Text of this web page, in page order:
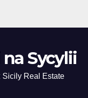
Sycylii
Sicily Real Estate